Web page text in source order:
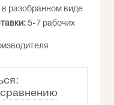
в разобранном виде
5-7 рабочих